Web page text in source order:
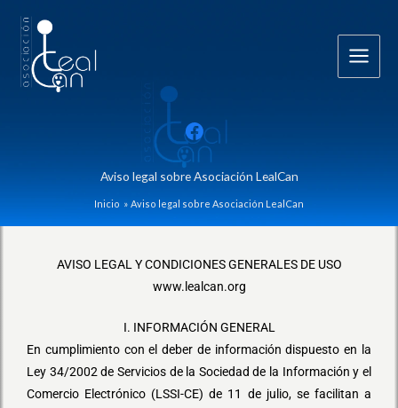
contenido
Aviso legal sobre Asociación LealCan
Inicio Aviso legal sobre Asociación LealCan
AVISO LEGAL Y CONDICIONES GENERALES DE USO
www.lealcan.org
I. INFORMACIÓN GENERAL
En cumplimiento con el deber de información dispuesto en la
Ley 34/2002 de Servicios de la Sociedad de la Información y el
Comercio Electrónico (LSSI-CE) de 11 de julio, se facilitan a